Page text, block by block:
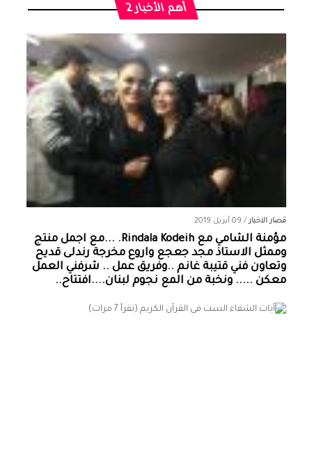
أهم الأخبار 2
قصار الاخبار/ 09 أبريل 2019
مؤمنة الشامي‏ مع ‏‎Rindala Kodeih‎‏. ...مع اجمل منتج
وممثل الاستاذ مجد جعجع واروع مخرجة رندلى قديح
وتعاون فني قتيبة غانم ..وفريق عمل .. شرفني العمل
معكن ..... ونخبة من المع نجوم لبنان....افتتاح..